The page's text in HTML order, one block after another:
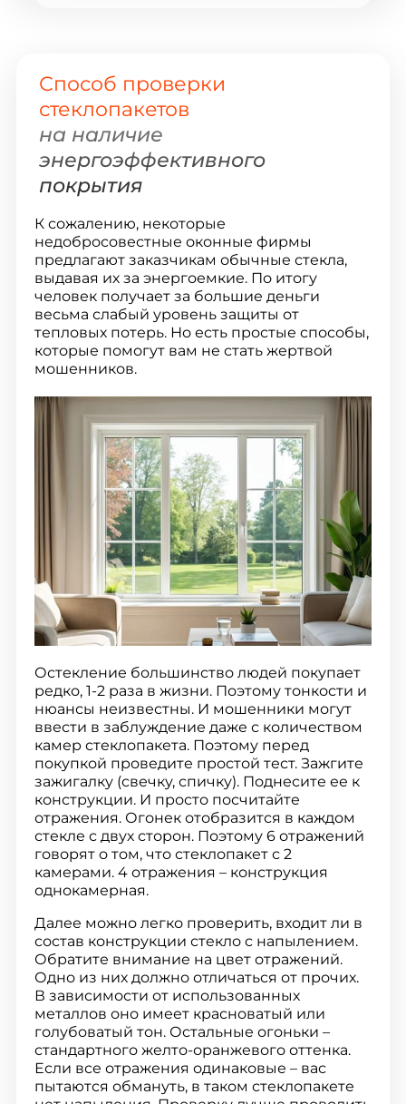
Способ проверки
стеклопакетов
на наличие
энергоэффективного
покрытия
К сожалению, некоторые
недобросовестные оконные фирмы
предлагают заказчикам обычные стекла,
выдавая их за энергоемкие. По итогу
человек получает за большие деньги
весьма слабый уровень защиты от
тепловых потерь. Но есть простые способы,
которые помогут вам не стать жертвой
мошенников.
Остекление большинство людей покупает
редко, 1-2 раза в жизни. Поэтому тонкости и
нюансы неизвестны. И мошенники могут
ввести в заблуждение даже с количеством
камер стеклопакета. Поэтому перед
покупкой проведите простой тест. Зажгите
зажигалку (свечку, спичку). Поднесите ее к
конструкции. И просто посчитайте
отражения. Огонек отобразится в каждом
стекле с двух сторон. Поэтому 6 отражений
говорят о том, что стеклопакет с 2
камерами. 4 отражения – конструкция
однокамерная.
Далее можно легко проверить, входит ли в
состав конструкции стекло с напылением.
Обратите внимание на цвет отражений.
Одно из них должно отличаться от прочих.
В зависимости от использованных
металлов оно имеет красноватый или
голубоватый тон. Остальные огоньки –
стандартного желто-оранжевого оттенка.
Если все отражения одинаковые – вас
пытаются обмануть, в таком стеклопакете